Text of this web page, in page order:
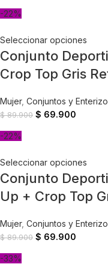
-22%
Seleccionar opciones
Conjunto
Crop Top Gris
Mujer, Conjuntos y
$89.900 $ 69.900
-22%
Seleccionar opciones
Conjunto
Up + Crop Top
Mujer, Conjuntos y
$89.900 $ 69.900
-33%